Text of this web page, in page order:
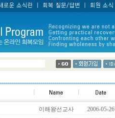
이해왕선교사 2006-05-26